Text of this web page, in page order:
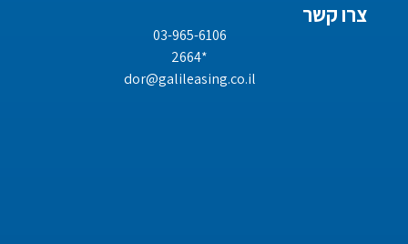
צרו קשר
03-965-6106
*2664
dor@galileasing.co.il